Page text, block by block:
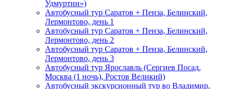
Удмуртии»)
Автобусный тур Саратов + Пенза, Белинский,
Лермонтово, день 1
Автобусный тур Саратов + Пенза, Белинский,
Лермонтово, день 2
Автобусный тур Саратов + Пенза, Белинский,
Лермонтово, день 3
Автобусный тур Ярославль (Сергиев Посад,
Москва (1 ночь), Ростов Великий)
Автобусный экскурсионный тур во Владимир,